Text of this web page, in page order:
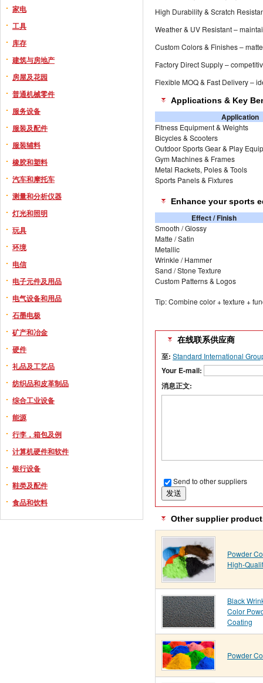
家电
工具
库存
建筑与房地产
房屋及花园
普通机械零件
服务设备
服装及配件
服装辅料
橡胶和塑料
汽车和摩托车
测量和分析仪器
灯光和照明
玩具
环境
电信
电子元件及用品
电气设备和用品
石墨电极
矿产和冶金
硬件
礼品及工艺品
纺织品和皮革制品
综合工业设备
能源
行李，箱包及例
计算机硬件和软件
银行设备
鞋类及配件
食品和饮料
High Durability & Scratch
Weather & UV Resistant –
Custom Colors & Finishes –
Factory Direct Supply –
Flexible MOQ & Fast Delivery –
Applications & Key
Application
Fitness Equipment & Weights
Bicycles & Scooters
Outdoor Sports Gear & Play
Gym Machines & Frames
Metal Rackets, Poles & Tools
Sports Panels & Fixtures
Enhance your sports
Effect / Finish
Smooth / Glossy
Matte / Satin
Metallic
Wrinkle / Hammer
Sand / Stone Texture
Custom Patterns & Logos
Tip: Combine color + texture +
在线联系供应商
至: Standard International
Your E-mail:
消息正文:
Send to other suppliers
Other supplier
Powder
High-
Black
Color
Coating
Powder